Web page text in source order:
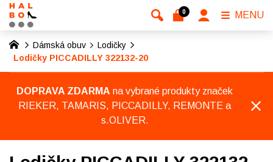
Dámská obuv
Lodičky
Lodičky PICCADILLY 322132-20
DOPRAVA ZDARMA na vybrané produkty značek
RIEKER, TAMARIS, PICCADILLY, REMONTE a
s.OLIVER.
0 MENU